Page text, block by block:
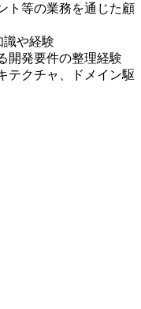
ト等の業務を通じた顧
識や経験
開発要件の整理経験
テクチャ、ドメイン駆